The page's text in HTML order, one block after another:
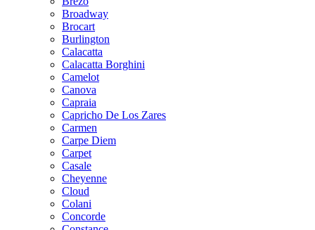
Broadway
Brocart
Burlington
Calacatta
Calacatta Borghini
Camelot
Canova
Capraia
Capricho De Los Zares
Carmen
Carpe Diem
Carpet
Casale
Cheyenne
Cloud
Colani
Concorde